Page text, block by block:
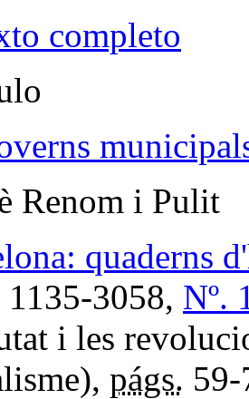
completo
Renom i Pulit
quaderns
1135-3058, Nº.
i les
págs.